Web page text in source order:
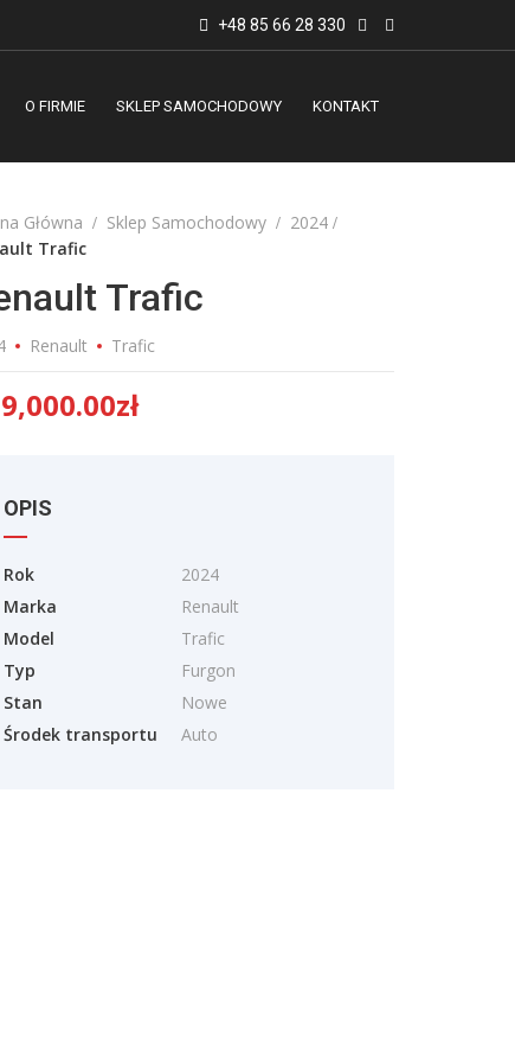
+48 85 66 28 330
O FIRMIE SKLEP SAMOCHODOWY KONTAKT
Główna Sklep Samochodowy
2024
Trafic
Trafic
Renault Trafic
zł
OPIS
Rok
2024
Marka
Renault
Model
Trafic
Typ
Furgon
Stan
Nowe
Środek transportu
Auto